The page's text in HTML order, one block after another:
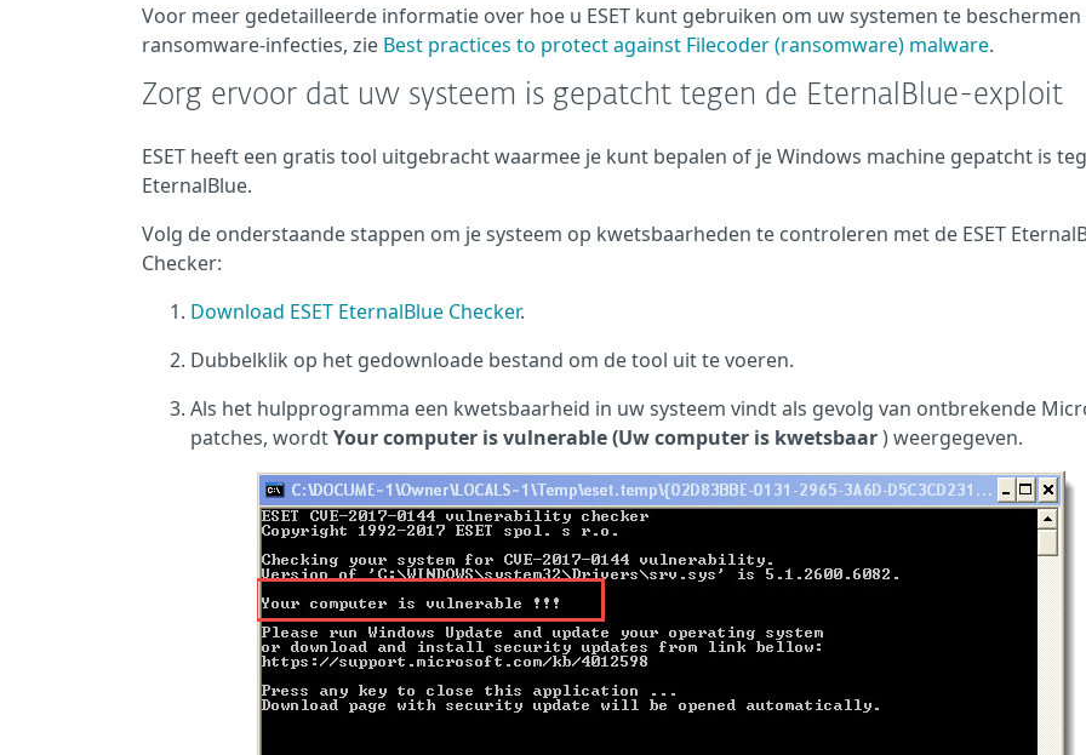
Voor meer gedetailleerde informatie over hoe u ESET kunt gebruiken om uw systemen te
ransomware-infecties, zie Best practices to protect against Filecoder (ransomware) malware.
Zorg ervoor dat uw systeem is gepatcht tegen de EternalBlue-exploit
ESET heeft een gratis tool uitgebracht waarmee je kunt bepalen of je Windows machine gepatcht is
EternalBlue.
Volg de onderstaande stappen om je systeem op kwetsbaarheden te controleren met de ESET
Checker:
Download ESET EternalBlue Checker.
Dubbelklik op het gedownloade bestand om de tool uit te voeren.
Als het hulpprogramma een kwetsbaarheid in uw systeem vindt als gevolg van ontbrekende
patches, wordtYour computer is vulnerable (Uw computer is kwetsbaar) weergegeven.